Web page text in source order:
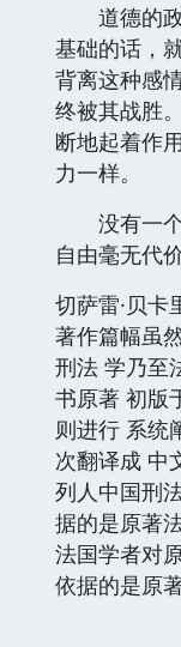
道德的政
基础的话，
背离这种感
终被其战胜
断地起着作
力一样。
没有一个
自由毫无代
切萨雷·贝卡
著作篇幅虽
刑法 学乃至
书原著 初版
则进行 系统
次翻译成 中
列人中国刑
据的是原著
法国学者对
依据的是原